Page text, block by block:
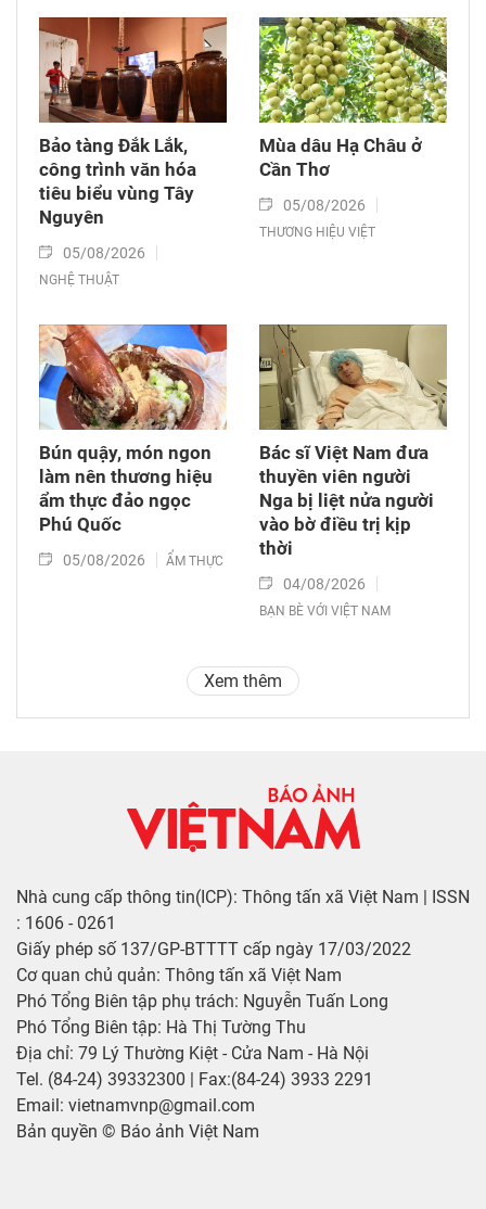
Bảo tàng Đắk Lắk,
công trình văn hóa
tiêu biểu vùng Tây
Nguyên
05/08/2026
NGHỆ THUẬT
Mùa dâu Hạ Châu ở
Cần Thơ
05/08/2026
THƯƠNG HIỆU VIỆT
Bún quậy, món ngon
làm nên thương hiệu
ẩm thực đảo ngọc
Phú Quốc
05/08/2026 ẨM THỰC
Bác sĩ Việt Nam đưa
thuyền viên người
Nga bị liệt nửa người
vào bờ điều trị kịp
thời
04/08/2026
BẠN BÈ VỚI VIỆT NAM
Xem thêm
Nhà cung cấp thông tin(ICP): Thông tấn xã Việt Nam | ISSN
: 1606 - 0261
Giấy phép số 137/GP-BTTTT cấp ngày 17/03/2022
Cơ quan chủ quản: Thông tấn xã Việt Nam
Phó Tổng Biên tập phụ trách: Nguyễn Tuấn Long
Phó Tổng Biên tập: Hà Thị Tường Thu
Địa chỉ: 79 Lý Thường Kiệt - Cửa Nam - Hà Nội
Tel. (84-24) 39332300 | Fax:(84-24) 3933 2291
Email: vietnamvnp@gmail.com
Bản quyền © Báo ảnh Việt Nam